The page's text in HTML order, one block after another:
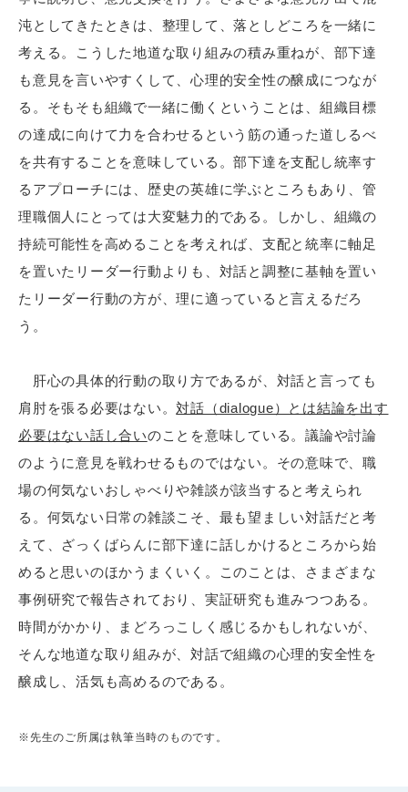
沌としてきたときは、整理して、落としどころを一緒に
考える。こうした地道な取り組みの積み重ねが、部下達
も意見を言いやすくして、心理的安全性の醸成につなが
る。そもそも組織で一緒に働くということは、組織目標
の達成に向けて力を合わせるという筋の通った道しるべ
を共有することを意味している。部下達を支配し統率す
るアプローチには、歴史の英雄に学ぶところもあり、管
理職個人にとっては大変魅力的である。しかし、組織の
持続可能性を高めることを考えれば、支配と統率に軸足
を置いたリーダー行動よりも、対話と調整に基軸を置い
たリーダー行動の方が、理に適っていると言えるだろ
う。
肝心の具体的行動の取り方であるが、対話と言っても
肩肘を張る必要はない。対話（dialogue）とは結論を出す
必要はない話し合いのことを意味している。議論や討論
のように意見を戦わせるものではない。その意味で、職
場の何気ないおしゃべりや雑談が該当すると考えられ
る。何気ない日常の雑談こそ、最も望ましい対話だと考
えて、ざっくばらんに部下達に話しかけるところから始
めると思いのほかうまくいく。このことは、さまざまな
事例研究で報告されており、実証研究も進みつつある。
時間がかかり、まどろっこしく感じるかもしれないが、
そんな地道な取り組みが、対話で組織の心理的安全性を
醸成し、活気も高めるのである。
※先生のご所属は執筆当時のものです。